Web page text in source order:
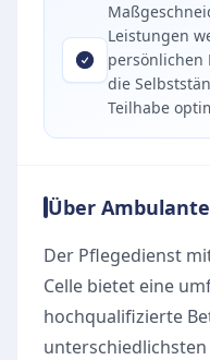
Leistungen
persönlichen
die
Teilhabe
Über
Der Pflegedienst
Celle bietet eine
hochqualifizierte